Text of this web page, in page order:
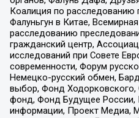
Коалиция по расследованию
Фалуньгун в Китае,
расследованию
гражданский центр,
исследований при Совете
современности, Форум
Немецко-русский обмен,
выбор, Фонд Ходорковского,
фонд, Фонд Будущее России,
информации, Проект Медиа,